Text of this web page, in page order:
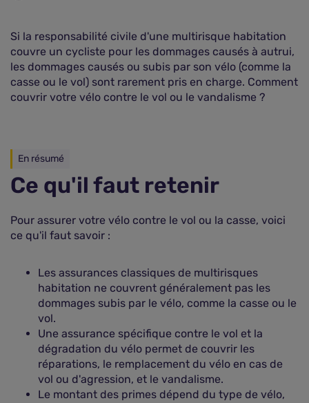
Si la responsabilité civile d'une multirisque habitation
couvre un cycliste pour les dommages causés à autrui,
les dommages causés ou subis par son vélo (comme la
casse ou le vol) sont rarement pris en charge. Comment
couvrir votre vélo contre le vol ou le vandalisme ?
En résumé
Ce qu'il faut retenir
Pour assurer votre vélo contre le vol ou la casse, voici
ce qu'il faut savoir :
Les assurances classiques de multirisques
habitation ne couvrent généralement pas les
dommages subis par le vélo, comme la casse ou le
vol.
Une assurance spécifique contre le vol et la
dégradation du vélo permet de couvrir les
réparations, le remplacement du vélo en cas de
vol ou d'agression, et le vandalisme.
Le montant des primes dépend du type de vélo,